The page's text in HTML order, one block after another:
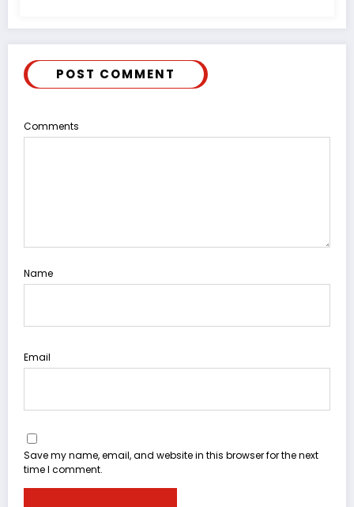
POST COMMENT
Comments
Name
Email
Save my name, email, and website in this browser for the next
time I comment.